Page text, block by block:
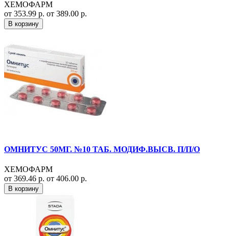
ХЕМОФАРМ
от 353.99 р. от 389.00 р.
В корзину
ОМНИТУС 50МГ. №10 ТАБ. МОДИФ.ВЫСВ. П/П/О
ХЕМОФАРМ
от 369.46 р. от 406.00 р.
В корзину